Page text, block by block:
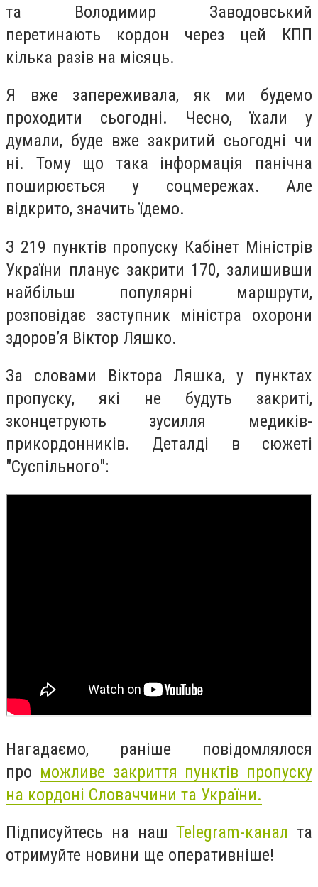
та Володимир Заводовський
перетинають кордон через цей КПП
кілька разів на місяць.
Я вже запереживала, як ми будемо
проходити сьогодні. Чесно, їхали у
думали, буде вже закритий сьогодні чи
ні. Тому що така інформація панічна
поширюється у соцмережах. Але
відкрито, значить їдемо.
З 219 пунктів пропуску Кабінет Міністрів
України планує закрити 170, залишивши
найбільш популярні маршрути,
розповідає заступник міністра охорони
здоров’я Віктор Ляшко.
За словами Віктора Ляшка, у пунктах
пропуску, які не будуть закриті,
зконцетрують зусилля медиків-
прикордонників. Деталді в сюжеті
"Суспільного":
Нагадаємо, раніше повідомлялося
про можливе закриття пунктів пропуску
на кордоні Словаччини та України.
Підписуйтесь на нашTelegram-канал та
отримуйте новини ще оперативніше!